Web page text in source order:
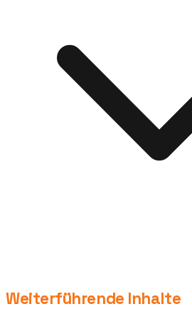
Weiterführende Inhalte